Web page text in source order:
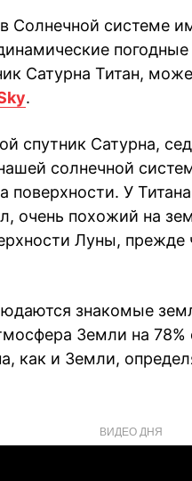
Солнечной системе
Сатурна Титан,
.
спутник Сатурна,
солнечной
У
очень похожий на
Луны, прежде
знакомые
Земли на 78%
как и Земли,
ВИДЕО ДНЯ